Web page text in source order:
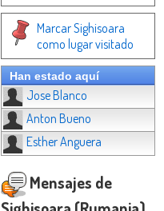
Marcar Sighisoara
como lugar visitado
Han estado aquí
Jose Blanco
Anton Bueno
Esther Anguera
Mensajes de